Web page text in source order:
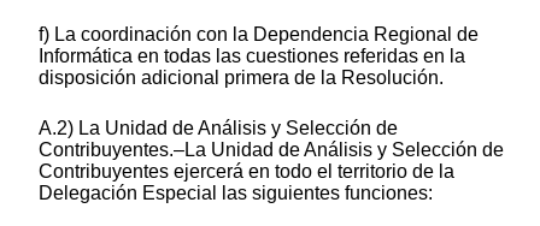
f) La coordinación con la Dependencia Regional de
Informática en todas las cuestiones referidas en la
disposición adicional primera de la Resolución.
A.2) La Unidad de Análisis y Selección de
Contribuyentes.–La Unidad de Análisis y Selección de
Contribuyentes ejercerá en todo el territorio de la
Delegación Especial las siguientes funciones: